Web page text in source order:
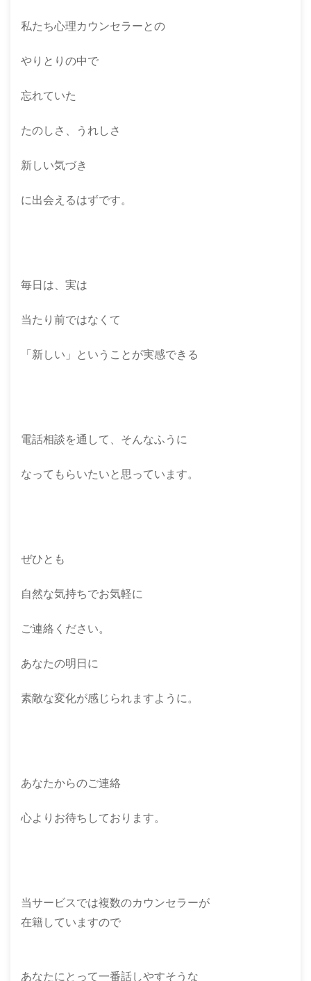
私たち心理カウンセラーとの
やりとりの中で
忘れていた
たのしさ、うれしさ
新しい気づき
に出会えるはずです。
毎日は、実は
当たり前ではなくて
「新しい」ということが実感できる
電話相談を通して、そんなふうに
なってもらいたいと思っています。
ぜひとも
自然な気持ちでお気軽に
ご連絡ください。
あなたの明日に
素敵な変化が感じられますように。
あなたからのご連絡
心よりお待ちしております。
当サービスでは複数のカウンセラーが
在籍していますので
あなたにとって一番話しやすそうな